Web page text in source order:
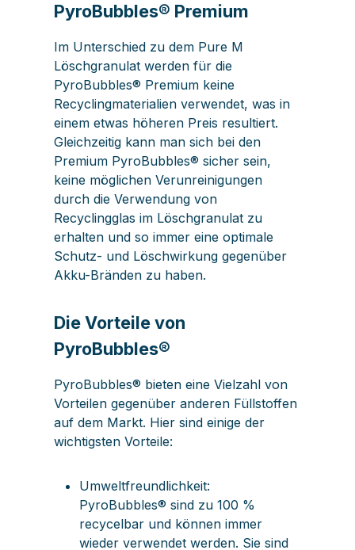
PyroBubbles® Premium
Im Unterschied zu dem Pure M
Löschgranulat werden für die
PyroBubbles® Premium keine
Recyclingmaterialien verwendet, was in
einem etwas höheren Preis resultiert.
Gleichzeitig kann man sich bei den
Premium PyroBubbles® sicher sein,
keine möglichen Verunreinigungen
durch die Verwendung von
Recyclingglas im Löschgranulat zu
erhalten und so immer eine optimale
Schutz- und Löschwirkung gegenüber
Akku-Bränden zu haben.
Die Vorteile von
PyroBubbles®
PyroBubbles® bieten eine Vielzahl von
Vorteilen gegenüber anderen Füllstoffen
auf dem Markt. Hier sind einige der
wichtigsten Vorteile:
Umweltfreundlichkeit:
PyroBubbles® sind zu 100 %
recycelbar und können immer
wieder verwendet werden. Sie sind